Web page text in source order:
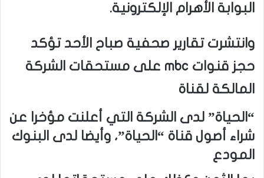
البوابة الأهرام الإلكترونية.
وانتشرت تقارير صحفية صباح الأحد تؤكد
حجز قنوات mbc على مستحقات الشركة
المالكة لقناة
“الحياة” لدى الشركة التي أعلنت مؤخرا عن
شراء أصول قناة “الحياة”، وأيضا لدى البنوك
المودع